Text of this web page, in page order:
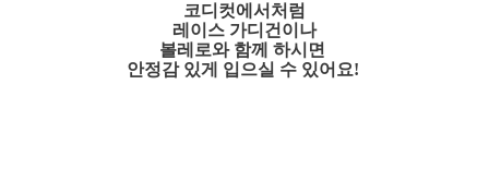
코디컷에서처럼
레이스 가디건이나
볼레로와 함께 하시면
안정감 있게 입으실 수 있어요!